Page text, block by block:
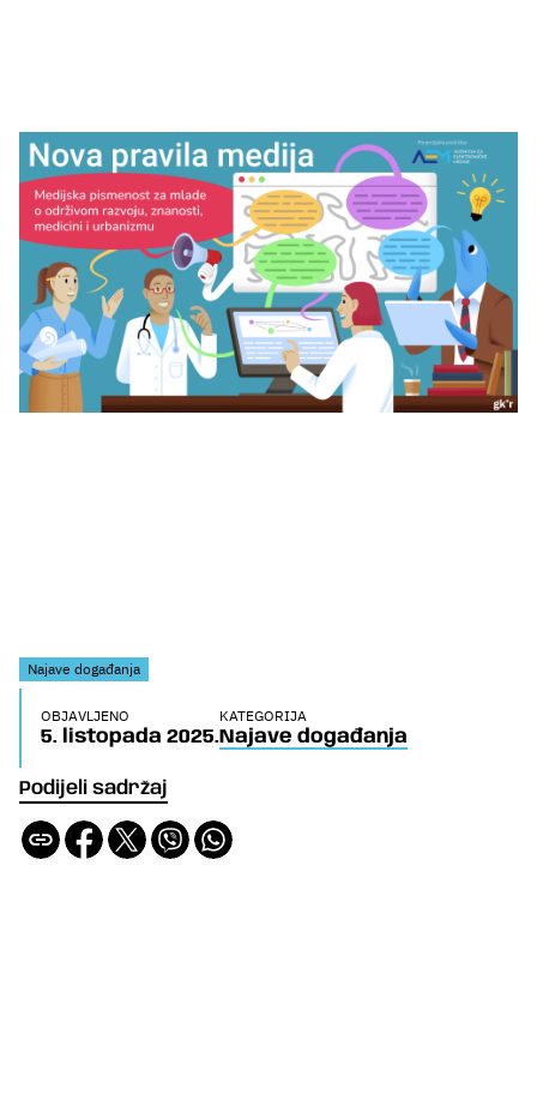
Podijeli sadržaj
Najave događanja
OBJAVLJENO
5. listopada 2025.
KATEGORIJA
Najave događanja